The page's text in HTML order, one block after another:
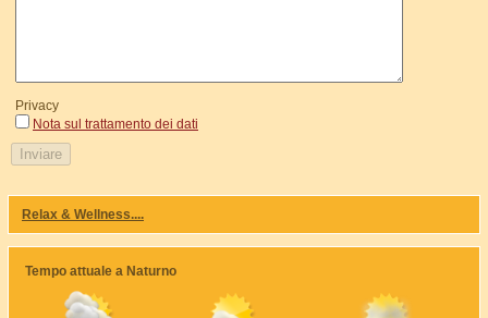
Privacy
Nota sul trattamento dei dati
Relax & Wellness....
Tempo attuale a Naturno